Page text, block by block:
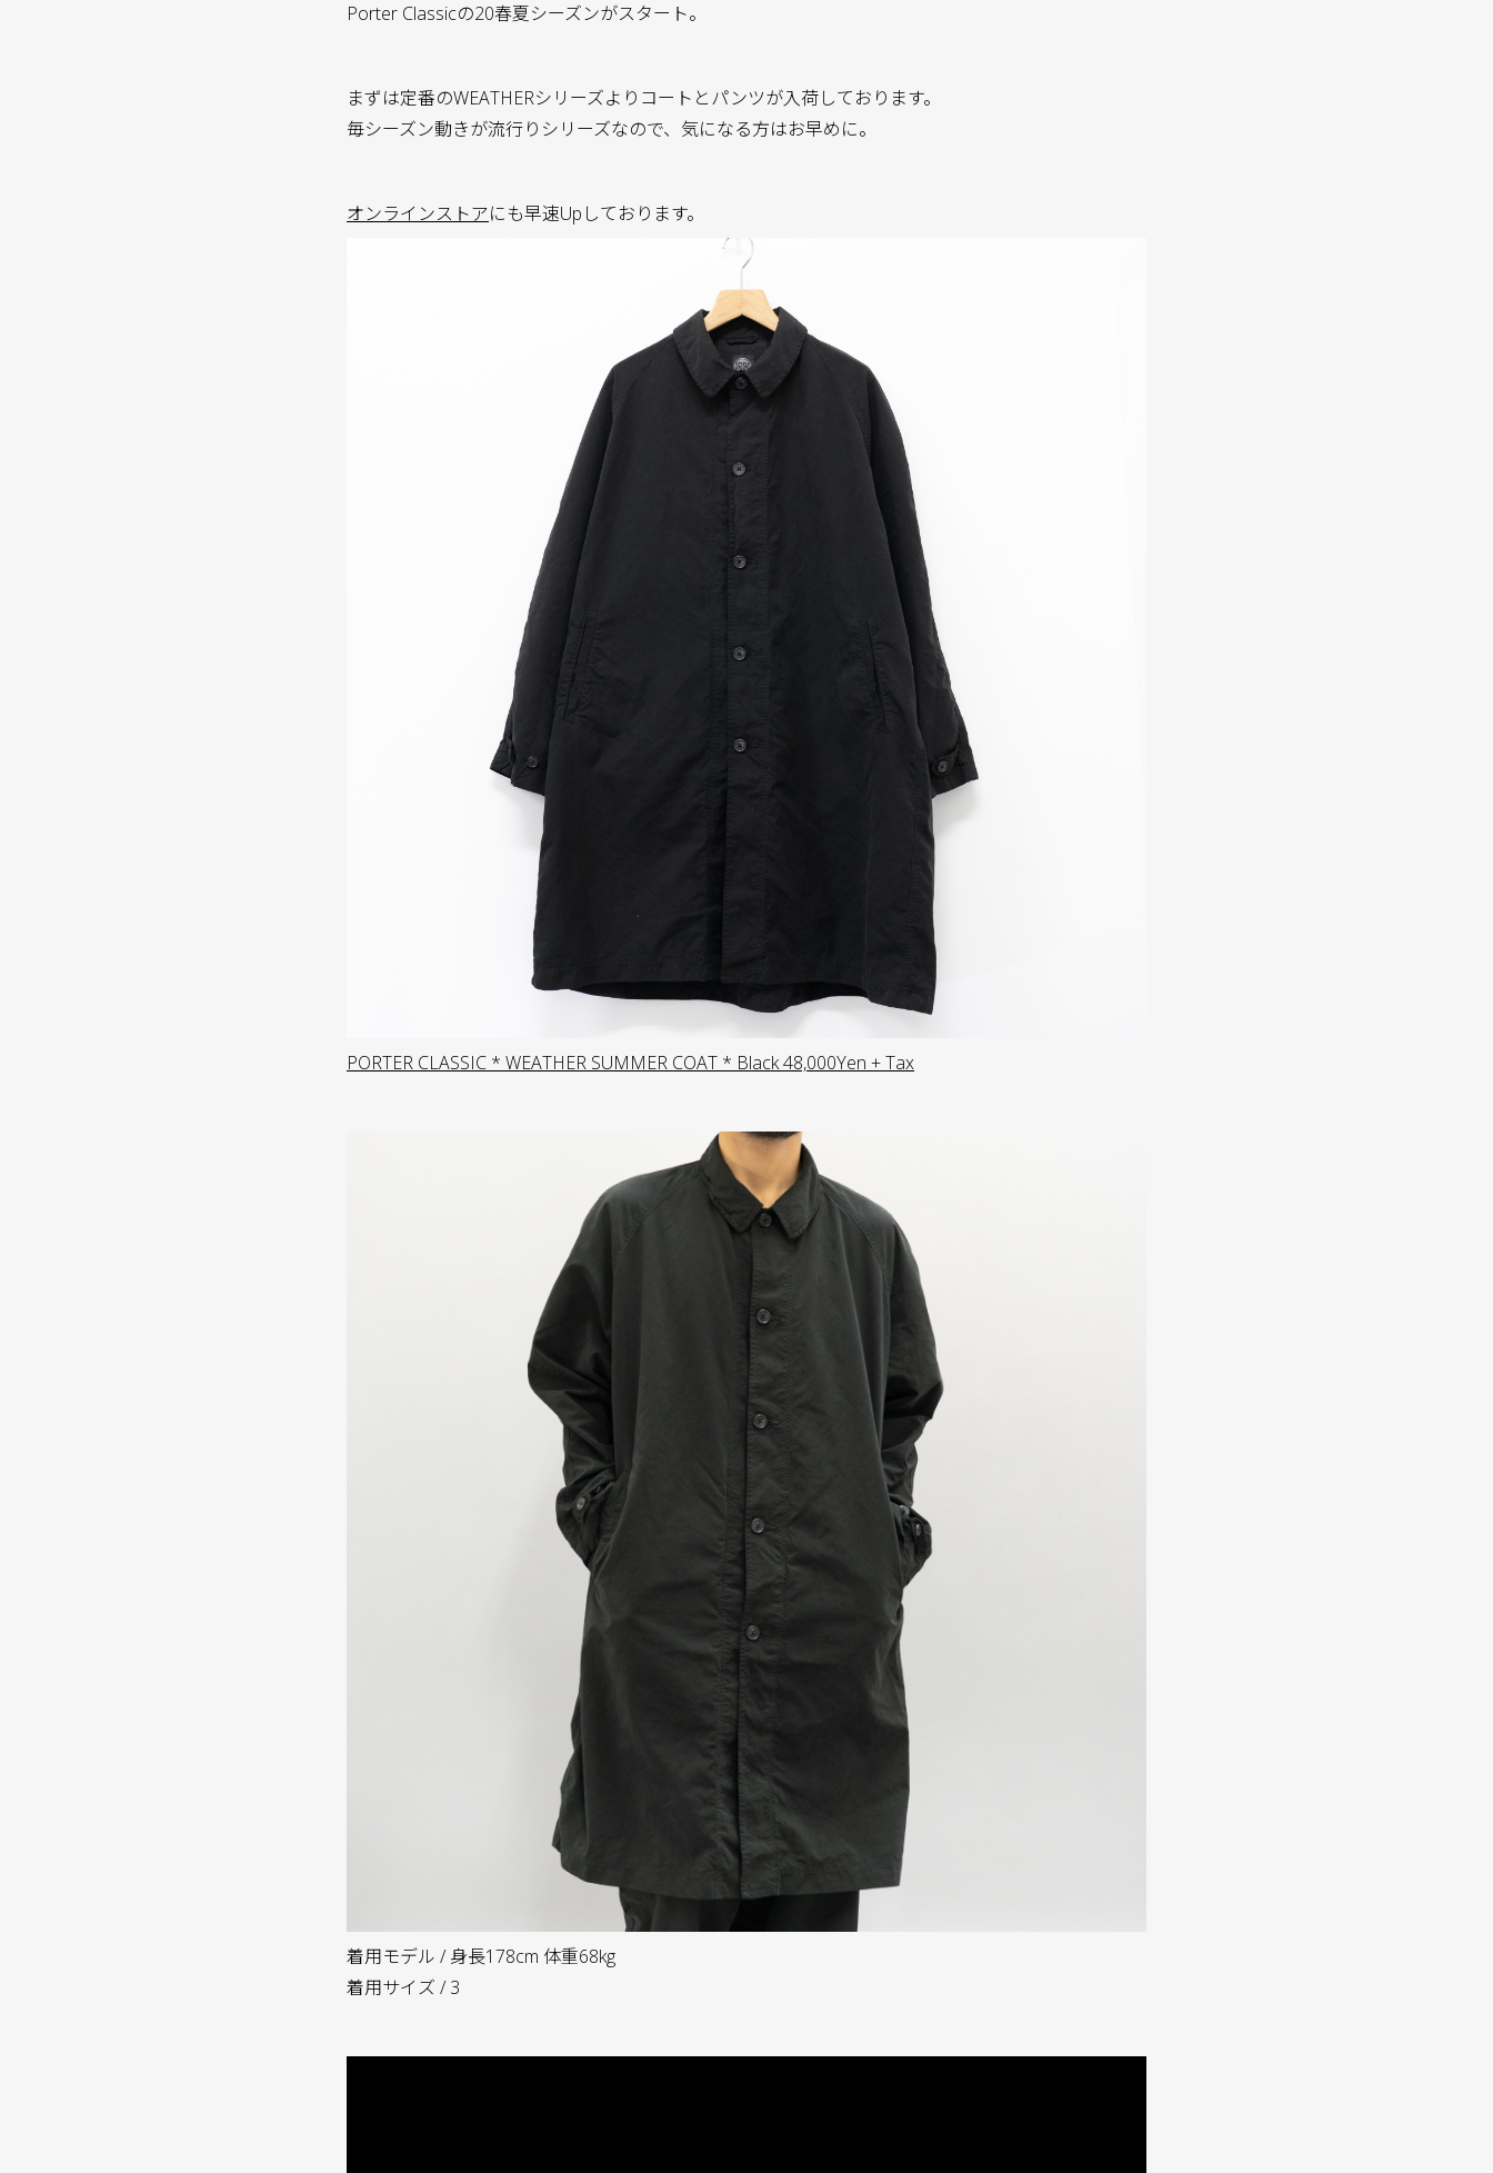
Porter Classicの20春夏シーズンがスタート。
まずは定番のWEATHERシリーズよりコートとパンツが入荷しております。
毎シーズン動きが流行りシリーズなので、気になる方はお早めに。
オンラインストアにも早速Upしております。
PORTER CLASSIC * WEATHER SUMMER COAT * Black 48,000Yen + Tax
着用モデル / 身長178cm 体重68kg
着用サイズ / 3